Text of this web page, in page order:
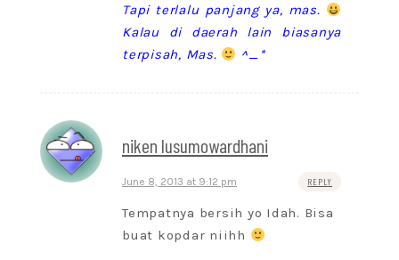
Tapi terlalu panjang ya, mas.
Kalau di daerah lain biasanya
terpisah, Mas.
^_*
niken lusumowardhani
June 8, 2013 at 9:12 pm REPLY
Tempatnya bersih yo Idah. Bisa
buat kopdar niihh